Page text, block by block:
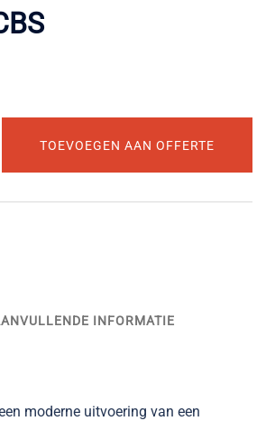
TOEVOEGEN AAN OFFERTE
INFORMATIE
moderne uitvoering van een